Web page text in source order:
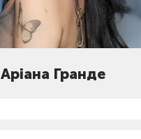
Аріана Гранде